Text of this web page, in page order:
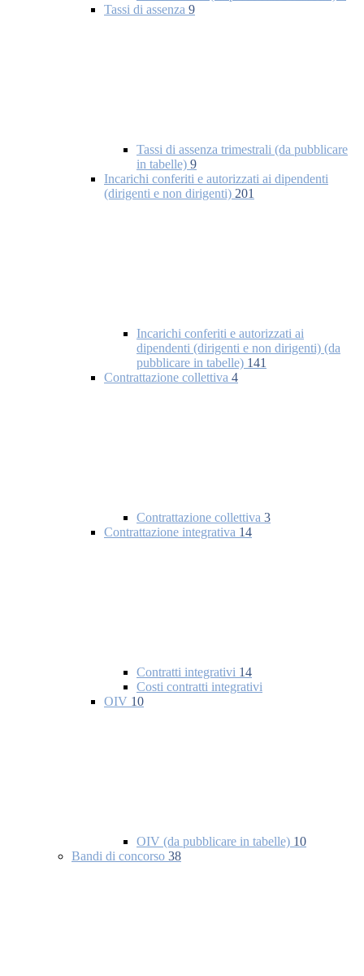
Tassi di assenza 9
Tassi di assenza trimestrali (da pubblicare
in tabelle) 9
Incarichi conferiti e autorizzati ai dipendenti
(dirigenti e non dirigenti) 201
Incarichi conferiti e autorizzati ai
dipendenti (dirigenti e non dirigenti) (da
pubblicare in tabelle) 141
Contrattazione collettiva 4
Contrattazione collettiva 3
Contrattazione integrativa 14
Contratti integrativi 14
Costi contratti integrativi
OIV 10
OIV (da pubblicare in tabelle) 10
Bandi di concorso 38